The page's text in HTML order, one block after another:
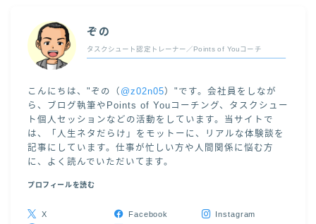
ぞの
タスクシュート認定トレーナー／Points of Youコーチ
こんにちは、"ぞの（ @z02n05）"です。会社員をしなが
ら、ブログ執筆やPoints of Youコーチング、タスクシュー
ト個人セッションなどの活動をしています。当サイトで
は、「人生ネタだらけ」をモットーに、リアルな体験談を
記事にしています。仕事が忙しい方や人間関係に悩む方
に、よく読んでいただいてます。
プロフィールを読む
X Facebook
Instagram